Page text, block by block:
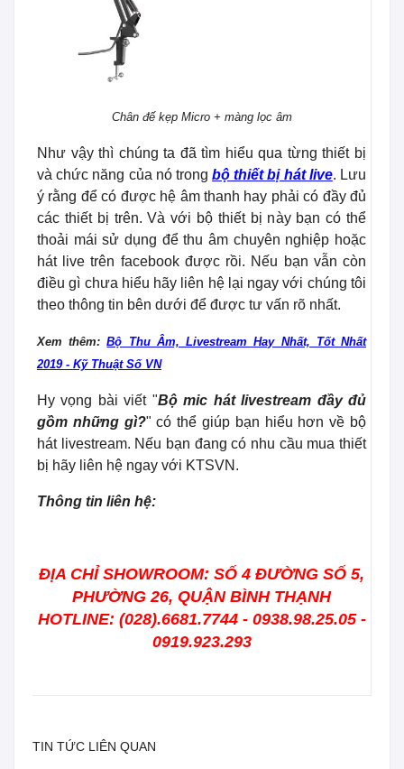
Chân đế kẹp Micro + màng lọc âm
Như vậy thì chúng ta đã tìm hiểu qua từng thiết bị
và chức năng của nó trongbộ thiết bị hát live. Lưu
ý rằng để có được hệ âm thanh hay phải có đầy đủ
các thiết bị trên. Và với bộ thiết bị này bạn có thể
thoải mái sử dụng để thu âm chuyên nghiệp hoặc
hát live trên facebook được rồi. Nếu bạn vẫn còn
điều gì chưa hiểu hãy liên hệ lại ngay với chúng tôi
theo thông tin bên dưới để được tư vấn rõ nhất.
Xem thêm:Bộ Thu Âm, Livestream Hay Nhất, Tốt Nhất
2019 - Kỹ Thuật Số VN
Hy vọng bài viết "Bộ mic hát livestream đầy đủ
gồm những gì?" có thể giúp bạn hiểu hơn về bộ
hát livestream. Nếu bạn đang có nhu cầu mua thiết
bị hãy liên hệ ngay với KTSVN.
Thông tin liên hệ:
ĐỊA CHỈ SHOWROOM: SỐ 4 ĐƯỜNG SỐ 5,
PHƯỜNG 26, QUẬN BÌNH THẠNH
HOTLINE: (028).6681.7744 - 0938.98.25.05 -
0919.923.293
TIN TỨC LIÊN QUAN